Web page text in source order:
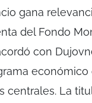
gana
del Fondo
con
centrales. La